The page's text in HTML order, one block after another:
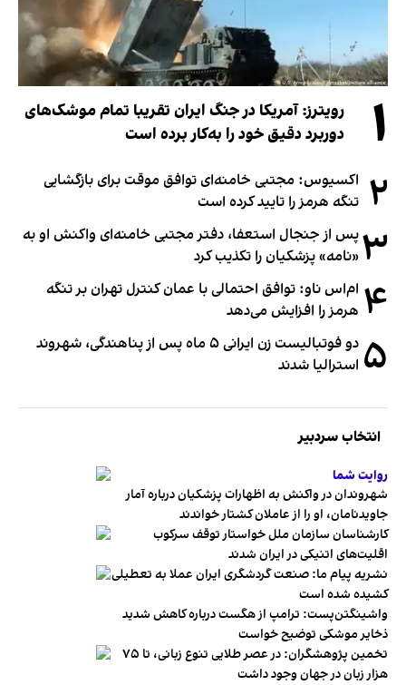
۱
رویترز: آمریکا در جنگ ایران تقریبا تمام موشک‌های
دوربرد دقیق خود را به‌کار برده است
۲ اکسیوس: مجتبی خامنه‌ای توافق موقت برای بازگشایی
تنگه هرمز را تایید کرده است
۳پس از جنجال استعفا، دفتر مجتبی خامنه‌ای واکنش او به
«نامه» پزشکیان را تکذیب کرد
۴ ام‌اس ناو: توافق احتمالی با عمان کنترل تهران بر تنگه
هرمز را افزایش می‌دهد
۵
دو فوتبالیست زن ایرانی ۵ ماه پس از پناهندگی، شهروند
استرالیا شدند
انتخاب سردبیر
روایت شما
شهروندان در واکنش به اظهارات پزشکیان درباره آمار
جاویدنامان، او را از عاملان کشتار خواندند
کارشناسان سازمان ملل خواستار توقف سرکوب
اقلیت‌های اتنیکی در ایران شدند
نشریه پیام ما: صنعت گردشگری ایران عملا به تعطیلی
کشیده شده است
واشینگتن‌پست: ترامپ از هگست درباره کاهش شدید
ذخایر موشکی توضیح خواست
تخمین پژوهشگران: در عصر طلایی تنوع زبانی، تا ۷۵
هزار زبان در جهان وجود داشت